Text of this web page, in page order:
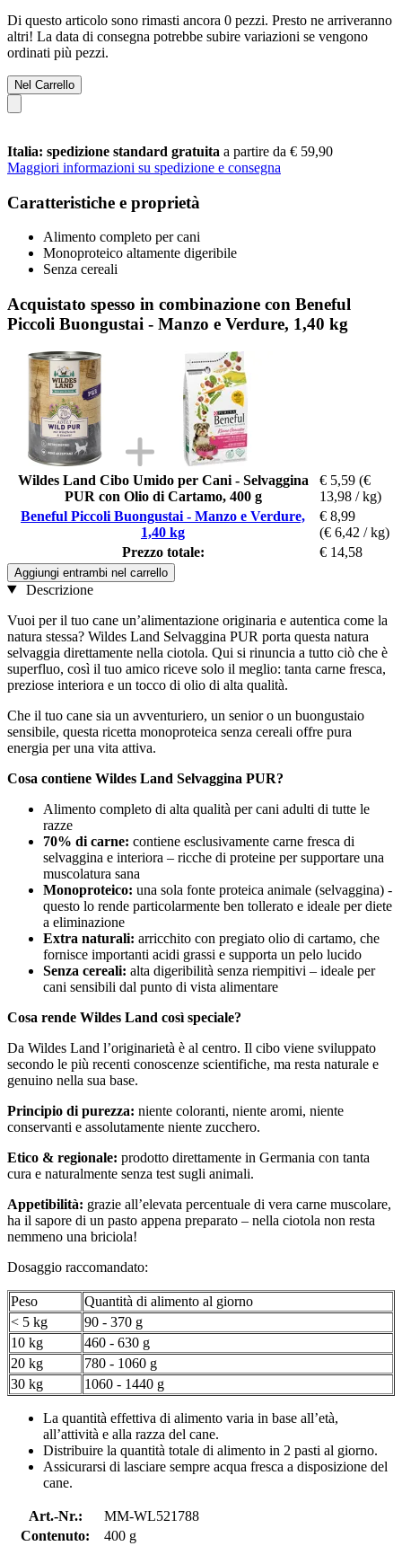
Di questo articolo sono rimasti ancora 0 pezzi. Presto ne arriveranno
altri! La data di consegna potrebbe subire variazioni se vengono
ordinati più pezzi.
Nel Carrello
Italia: spedizione standard gratuita a partire da € 59,90
Maggiori informazioni su spedizione e consegna
Caratteristiche e proprietà
Alimento completo per cani
Monoproteico altamente digeribile
Senza cereali
Acquistato spesso in combinazione con Beneful
Piccoli Buongustai - Manzo e Verdure, 1,40 kg
Wildes Land Cibo Umido per Cani - Selvaggina
PUR con Olio di Cartamo, 400 g
€ 5,59 (€
13,98 / kg)
Beneful Piccoli Buongustai - Manzo e Verdure,
1,40 kg
€ 8,99
(€ 6,42 / kg)
Prezzo totale:
€ 14,58
Aggiungi entrambi nel carrello
Descrizione
Vuoi per il tuo cane un’alimentazione originaria e autentica come la
natura stessa? Wildes Land Selvaggina PUR porta questa natura
selvaggia direttamente nella ciotola. Qui si rinuncia a tutto ciò che è
superfluo, così il tuo amico riceve solo il meglio: tanta carne fresca,
preziose interiora e un tocco di olio di alta qualità.
Che il tuo cane sia un avventuriero, un senior o un buongustaio
sensibile, questa ricetta monoproteica senza cereali offre pura
energia per una vita attiva.
Cosa contiene Wildes Land Selvaggina PUR?
Alimento completo di alta qualità per cani adulti di tutte le
razze
70% di carne: contiene esclusivamente carne fresca di
selvaggina e interiora – ricche di proteine per supportare una
muscolatura sana
Monoproteico: una sola fonte proteica animale (selvaggina) -
questo lo rende particolarmente ben tollerato e ideale per diete
a eliminazione
Extra naturali: arricchito con pregiato olio di cartamo, che
fornisce importanti acidi grassi e supporta un pelo lucido
Senza cereali: alta digeribilità senza riempitivi – ideale per
cani sensibili dal punto di vista alimentare
Cosa rende Wildes Land così speciale?
Da Wildes Land l’originarietà è al centro. Il cibo viene sviluppato
secondo le più recenti conoscenze scientifiche, ma resta naturale e
genuino nella sua base.
Principio di purezza: niente coloranti, niente aromi, niente
conservanti e assolutamente niente zucchero.
Etico & regionale: prodotto direttamente in Germania con tanta
cura e naturalmente senza test sugli animali.
Appetibilità: grazie all’elevata percentuale di vera carne muscolare,
ha il sapore di un pasto appena preparato – nella ciotola non resta
nemmeno una briciola!
Dosaggio raccomandato:
Peso
Quantità di alimento al giorno
< 5 kg
90 - 370 g
10 kg
460 - 630 g
20 kg
780 - 1060 g
30 kg
1060 - 1440 g
La quantità effettiva di alimento varia in base all’età,
all’attività e alla razza del cane.
Distribuire la quantità totale di alimento in 2 pasti al giorno.
Assicurarsi di lasciare sempre acqua fresca a disposizione del
cane.
Art.-Nr.:
MM-WL521788
Contenuto:
400 g